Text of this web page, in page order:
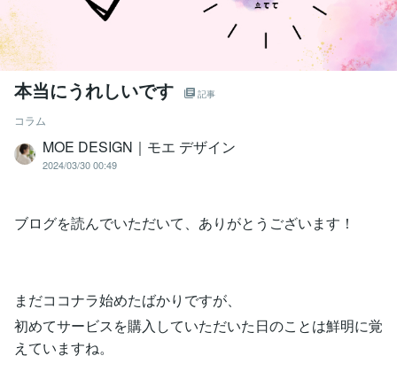
本当にうれしいです 記事
コラム
MOE DESIGN｜モエ デザイン
2024/03/30 00:49
ブログを読んでいただいて、ありがとうございます！
まだココナラ始めたばかりですが、
初めてサービスを購入していただいた日のことは鮮明に覚
えていますね。